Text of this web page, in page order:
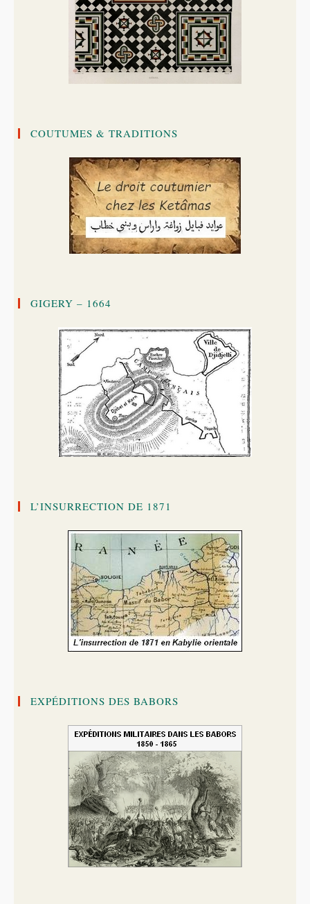
COUTUMES & TRADITIONS
GIGERY – 1664
L’INSURRECTION DE 1871
EXPÉDITIONS DES BABORS